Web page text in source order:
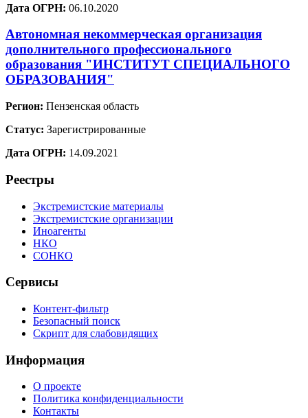
Дата ОГРН: 06.10.2020
Автономная некоммерческая организация
дополнительного профессионального
образования "ИНСТИТУТ СПЕЦИАЛЬНОГО
ОБРАЗОВАНИЯ"
Регион: Пензенская область
Статус: Зарегистрированные
Дата ОГРН: 14.09.2021
Реестры
Экстремистские материалы
Экстремистские организации
Иноагенты
НКО
СОНКО
Сервисы
Контент-фильтр
Безопасный поиск
Скрипт для слабовидящих
Информация
О проекте
Политика конфиденциальности
Контакты